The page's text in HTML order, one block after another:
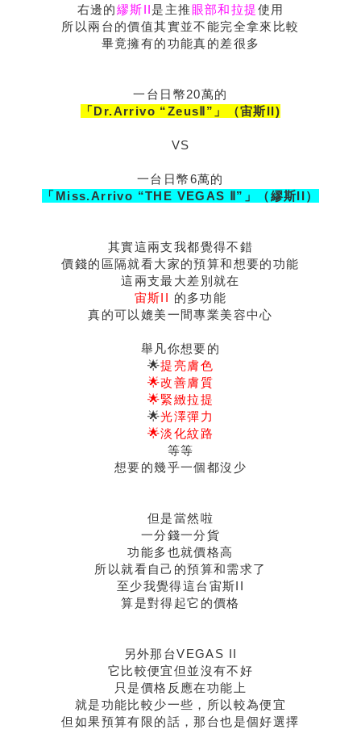
右邊的繆斯II是主推 眼部和拉提使用
所以兩台的價值其實並不能完全拿來比較
畢竟擁有的功能真的差很多
一台日幣20萬的
「Dr.Arrivo “ZeusⅡ”」（宙斯II)
VS
一台日幣6萬的
「Miss.Arrivo “THE VEGAS Ⅱ”」（繆斯II）
其實這兩支我都覺得不錯
價錢的區隔就看大家的預算和想要的功能
這兩支最大差別就在
宙斯II 的多功能
真的可以媲美一間專業美容中心
舉凡你想要的
🌟提亮膚色
🌟改善膚質
🌟緊緻拉提
🌟光澤彈力
🌟淡化紋路
等等
想要的幾乎一個都沒少
但是當然啦
一分錢一分貨
功能多也就價格高
所以就看自己的預算和需求了
至少我覺得這台宙斯II
算是對得起它的價格
另外那台VEGAS II
它比較便宜但並沒有不好
只是價格反應在功能上
就是功能比較少一些，所以較為便宜
但如果預算有限的話，那台也是個好選擇